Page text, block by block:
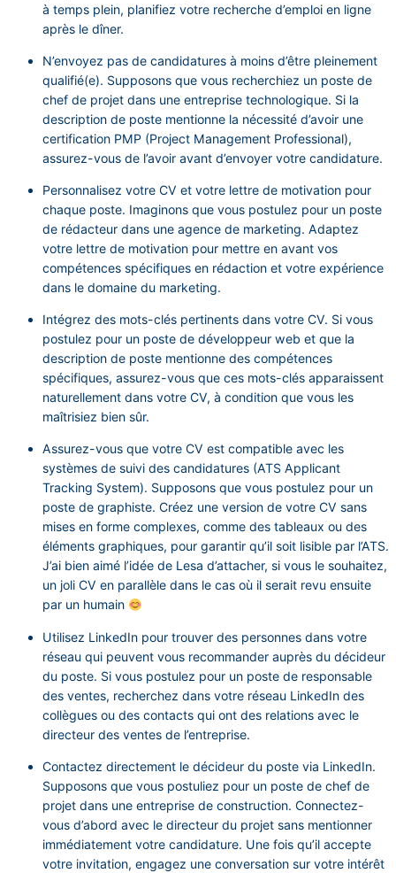
à temps plein, planifiez votre recherche d’emploi en ligne
après le dîner.
N’envoyez pas de candidatures à moins d’être pleinement
qualifié(e). Supposons que vous recherchiez un poste de
chef de projet dans une entreprise technologique. Si la
description de poste mentionne la nécessité d’avoir une
certification PMP (Project Management Professional),
assurez-vous de l’avoir avant d’envoyer votre candidature.
Personnalisez votre CV et votre lettre de motivation pour
chaque poste. Imaginons que vous postulez pour un poste
de rédacteur dans une agence de marketing. Adaptez
votre lettre de motivation pour mettre en avant vos
compétences spécifiques en rédaction et votre expérience
dans le domaine du marketing.
Intégrez des mots-clés pertinents dans votre CV. Si vous
postulez pour un poste de développeur web et que la
description de poste mentionne des compétences
spécifiques, assurez-vous que ces mots-clés apparaissent
naturellement dans votre CV, à condition que vous les
maîtrisiez bien sûr.
Assurez-vous que votre CV est compatible avec les
systèmes de suivi des candidatures (ATS Applicant
Tracking System). Supposons que vous postulez pour un
poste de graphiste. Créez une version de votre CV sans
mises en forme complexes, comme des tableaux ou des
éléments graphiques, pour garantir qu’il soit lisible par l’ATS.
J’ai bien aimé l’idée de Lesa d’attacher, si vous le souhaitez,
un joli CV en parallèle dans le cas où il serait revu ensuite
par un humain
Utilisez LinkedIn pour trouver des personnes dans votre
réseau qui peuvent vous recommander auprès du décideur
du poste. Si vous postulez pour un poste de responsable
des ventes, recherchez dans votre réseau LinkedIn des
collègues ou des contacts qui ont des relations avec le
directeur des ventes de l’entreprise.
Contactez directement le décideur du poste via LinkedIn.
Supposons que vous postuliez pour un poste de chef de
projet dans une entreprise de construction. Connectez-
vous d’abord avec le directeur du projet sans mentionner
immédiatement votre candidature. Une fois qu’il accepte
votre invitation, engagez une conversation sur votre intérêt